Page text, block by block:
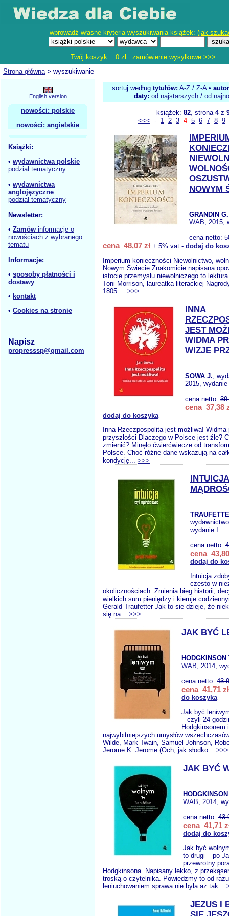
wprowadź własne kryteria wyszukiwania książek: (jak
Twój koszyk: 0 zł zamówienie wysyłkowe >>>
Strona główna> wyszukiwanie
English version
nowości: polskie
nowości: angielskie
Książki:
• wydawnictwa polskie
podział tematyczny
• wydawnictwa
anglojęzyczne
podział tematyczny
Newsletter:
• Zamów informacje o
nowościach z wybranego
tematu
Informacje:
• sposoby płatności i
dostawy
• kontakt
• Cookies na stronie
Napisz
propresssp@gmail.com
sortuj według tytułów: A-Z / Z-A•
daty: od najstarszych / od
książek: 82, strona 4z
<<< - 1 2 3 4 5 6 7 8 9
NOWYM
GRANDIN G.
WAB, 2015,
cena netto:
cena 48,07 zł + 5% vat - dodaj do
Imperium konieczności Niewolnictwo,
Nowym Świecie Znakomicie napisana
istocie przemysłu niewolniczego to
Toni Morrison, laureatka literackiej
1805.... >>>
INNA
JEST
WIDMA
WIZJE
SOWA J.,
2015, wydanie
cena netto:
cena 37,38
dodaj do koszyka
Inna Rzeczpospolita jest możliwa! Widma
przyszłości Dlaczego w Polsce jest źle?
zmienić? Minęło ćwierćwiecze od
Polsce. Choć różne dane wskazują na
kondycję... >>>
wydanie I
cena netto:
cena
dodaj do
Intuicja
często w
okolicznościach. Zmienia bieg historii,
wielkich sum pieniędzy i kieruje
Gerald Traufetter Jak to się dzieje, że
się na... >>>
JAK BYĆ
HODGKINSON
WAB, 2014,
cena netto:
cena 41,71 zł
do koszyka
Jak być
– czyli 24
Hodgkinsonem
najwybitniejszych umysłów
Wilde, Mark Twain, Samuel Johnson,
Jerome K. Jerome (Och, jak słodko... >>>
JAK BYĆ
WAB, 2014,
cena netto:
cena 41,71
dodaj do
Jak być
to drugi – po
przewrotny
Hodgkinsona. Napisany lekko, z
troską o czytelnika. Powiedzmy to od
leniuchowaniem sprawa nie była aż tak...
JEZUS I